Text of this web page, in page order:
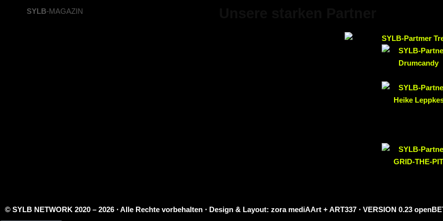
SYLB-MAGAZIN
© SYLB NETWORK 2020 – 2026 ⋅ Alle Rechte vorbehalten ⋅ Design & Layout: zora mediAArt + ART337 ⋅ VERSION 0.23